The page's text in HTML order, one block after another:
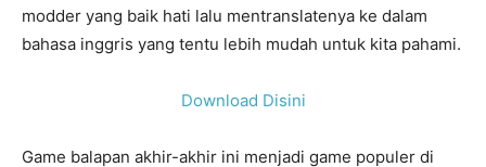
modder yang baik hati lalu mentranslatenya ke dalam
bahasa inggris yang tentu lebih mudah untuk kita pahami.
Download Disini
Game balapan akhir-akhir ini menjadi game populer di